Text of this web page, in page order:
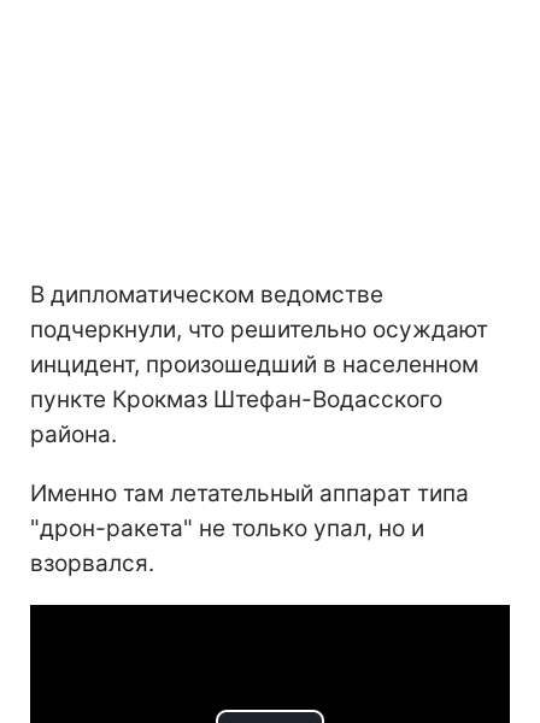
В дипломатическом ведомстве
подчеркнули, что решительно осуждают
инцидент, произошедший в населенном
пункте Крокмаз Штефан-Водасского
района.
Именно там летательный аппарат типа
"дрон-ракета" не только упал, но и
взорвался.